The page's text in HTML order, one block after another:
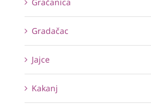
Gradačac
Jajce
Kakanj